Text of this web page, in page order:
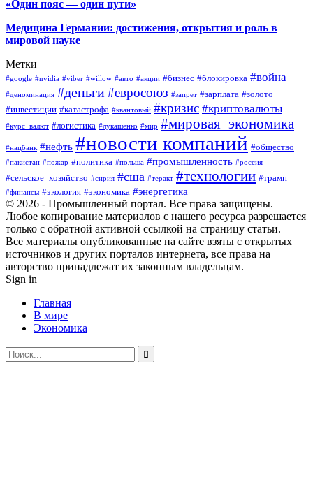
«Один пояс — один пути»
Медицина Германии: достижения, открытия и роль в
мировой науке
Метки
#google #nvidia #viber #willow #авто #акции #бизнес #блокировка #война
#деноминация #деньги#евросоюз #запрет #зарплата #золото
#инвестиции #катастрофа #квантовый #кризис #криптовалюты
#курс_валют #логистика #лукашенко #мир #мировая_экономика
#нацбанк #нефть #новости компаний #общество
#пакистан #пожар #политика #польша #промышленность #россия
#сельское_хозяйство #сирия #сша #теракт #технологии #трамп
#финансы #экология #экономика #энергетика
© 2026 - Промышленный портал. Все права защищены.
Любое копирование материалов с нашего ресурса разрешается
только с обратной активной ссылкой на страницу статьи.
Все материалы опубликованные на сайте взяты с открытых
источников и других порталов интернета, все права на
авторство принадлежат их законным владельцам.
Sign in
Главная
В мире
Экономика